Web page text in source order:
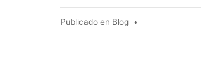
Publicado en Blog •